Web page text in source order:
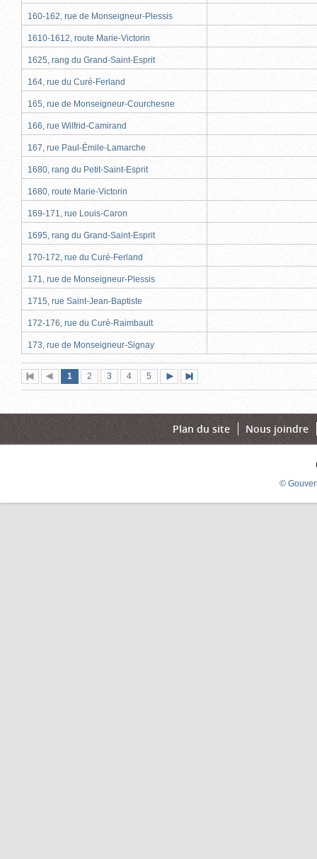
160-162, rue de Monseigneur-Plessis
1610-1612, route Marie-Victorin
1625, rang du Grand-Saint-Esprit
164, rue du Curé-Ferland
165, rue de Monseigneur-Courchesne
166, rue Wilfrid-Camirand
167, rue Paul-Émile-Lamarche
1680, rang du Petit-Saint-Esprit
1680, route Marie-Victorin
169-171, rue Louis-Caron
1695, rang du Grand-Saint-Esprit
170-172, rue du Curé-Ferland
171, rue de Monseigneur-Plessis
1715, rue Saint-Jean-Baptiste
172-176, rue du Curé-Raimbault
173, rue de Monseigneur-Signay
Première
page
Page
précédente
Page
1 (page
actuelle)
Page
2 Page
3 Page
4 Page
5
suivante
page
Plan du site Nous joindre
©